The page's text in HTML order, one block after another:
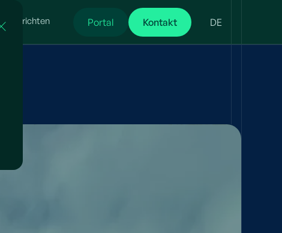
Nachrichten Portal Kontakt DE